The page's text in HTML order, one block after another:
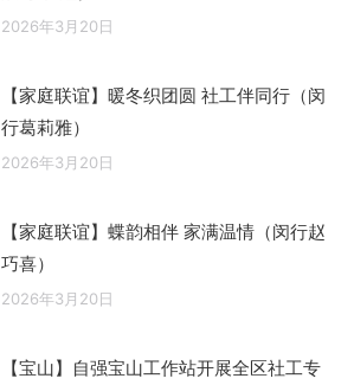
2026年3月20日
【家庭联谊】暖冬织团圆 社工伴同行（闵
行葛莉雅）
2026年3月20日
【家庭联谊】蝶韵相伴 家满温情（闵行赵
巧喜）
2026年3月20日
【宝山】自强宝山工作站开展全区社工专